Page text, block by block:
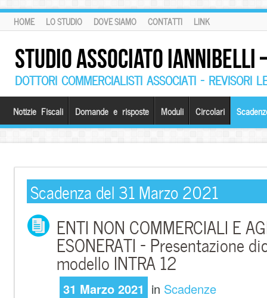
HOME LO STUDIO DOVE SIAMO CONTATTI LINK
STUDIO ASSOCIATO
DOTTORI COMMERCIALISTI ASSOCIATI – REVISORI
Notizie Fiscali Domande e risposte Moduli Circolari
Scadenza del 31 Marzo 2021
ENTI NON COMMERCIALI E
ESONERATI – Presentazione
modello INTRA 12
31 Marzo 2021 in Scadenze